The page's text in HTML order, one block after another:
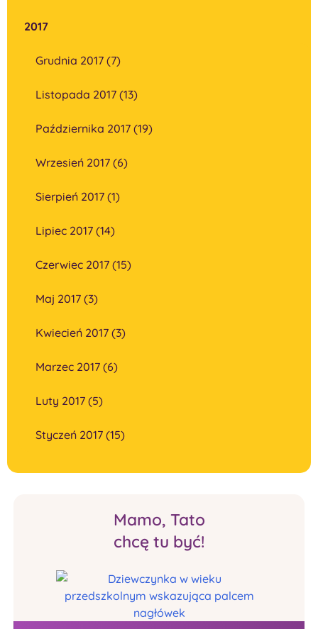
2017
Grudnia 2017 (7)
Listopada 2017 (13)
Października 2017 (19)
Wrzesień 2017 (6)
Sierpień 2017 (1)
Lipiec 2017 (14)
Czerwiec 2017 (15)
Maj 2017 (3)
Kwiecień 2017 (3)
Marzec 2017 (6)
Luty 2017 (5)
Styczeń 2017 (15)
Mamo, Tato
chcę tu być!